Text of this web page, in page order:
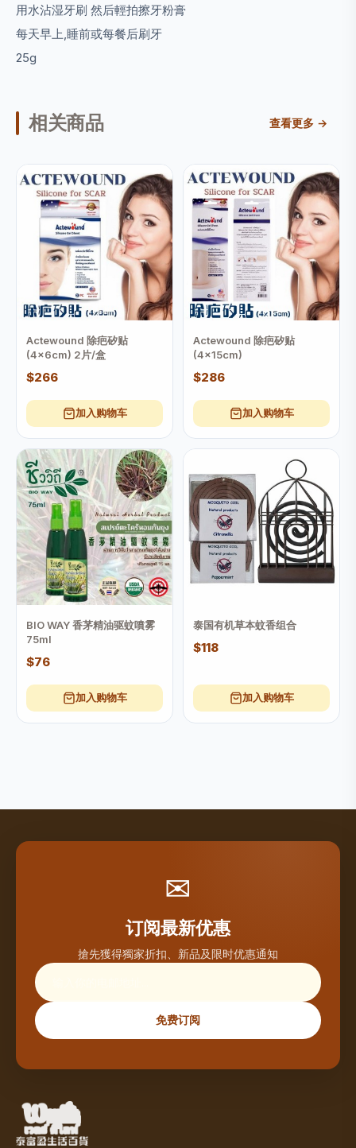
用水沾湿牙刷 然后輕拍擦牙粉膏
每天早上,睡前或每餐后刷牙
25g
相关商品 查看更多 →
Actewound 除疤矽贴
(4x6cm) 2片/盒
$266
加入购物车
Actewound 除疤矽贴
(4x15cm)
$286
加入购物车
BIO WAY 香茅精油驱蚊噴雾
75ml
$76
加入购物车
泰国有机草本蚊香组合
$118
加入购物车
✉
订阅最新优惠
搶先獲得獨家折扣、新品及限时优惠通知
免费订阅